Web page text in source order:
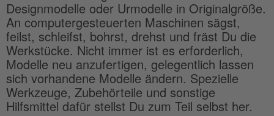
Designmodelle oder Urmodelle in Originalgröße.
An computergesteuerten Maschinen sägst,
feilst, schleifst, bohrst, drehst und fräst Du die
Werkstücke. Nicht immer ist es erforderlich,
Modelle neu anzufertigen, gelegentlich lassen
sich vorhandene Modelle ändern. Spezielle
Werkzeuge, Zubehörteile und sonstige
Hilfsmittel dafür stellst Du zum Teil selbst her.